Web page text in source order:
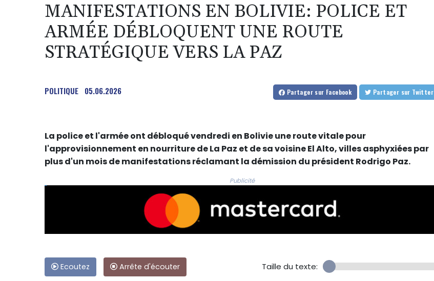
MANIFESTATIONS EN BOLIVIE: POLICE ET
ARMÉE DÉBLOQUENT UNE ROUTE
STRATÉGIQUE VERS LA PAZ
POLITIQUE 05.06.2026 Partager sur Facebook Partager sur Twitter
La police et l'armée ont débloqué vendredi en Bolivie une route vitale pour
l'approvisionnement en nourriture de La Paz et de sa voisine El Alto, villes asphyxiées par
plus d'un mois de manifestations réclamant la démission du président Rodrigo Paz.
Publicité
Ecoutez Arrête d'écouter Taille du texte: